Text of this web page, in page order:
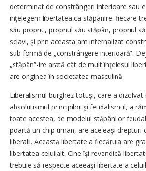
determinat de constrângeri interioare sau
înţelegem libertatea ca stăpânire: fiecare
său propriu, propriul său stăpân, propriul
sclavi, şi prin aceasta am internalizat
sub formă de „constrângere interioară”.
„stăpân”-ire arată cât de mult înţelesul
are originea în societatea masculină.
Liberalismul burghez totuşi, care a dizolvat
absolutismul principilor şi feudalismul, a
toate acestea, de modelul stăpânilor
poartă un chip uman, are aceleaşi drepturi
liberalii. Această libertate a fiecăruia are
libertatea celuilalt. Cine îşi revendică
trebuie să respecte aceeaşi libertate a